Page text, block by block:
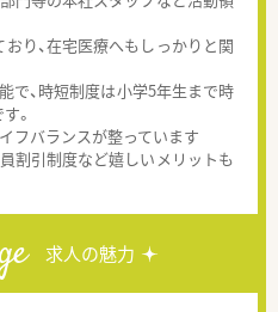
り、在宅医療へもしっかりと関
、時短制度は小学5年生まで時
。
フバランスが整っています
割引制度など嬉しいメリットも
求人の魅力